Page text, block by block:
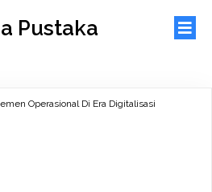
Pustaka
Operasional Di Era Digitalisasi